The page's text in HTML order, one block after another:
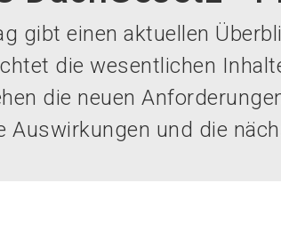
gibt einen aktuellen
die wesentlichen
die neuen
Auswirkungen und die